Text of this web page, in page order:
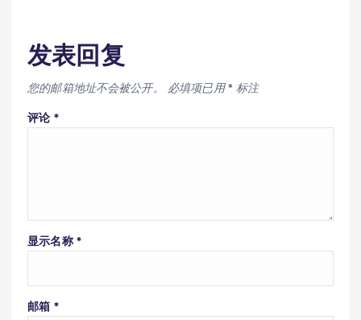
发表回复
您的邮箱地址不会被公开。 必填项已用* 标注
评论 *
显示名称 *
邮箱 *